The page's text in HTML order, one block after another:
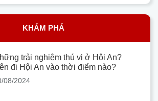
KHÁM PHÁ
trải nghiệm thú vị ở Hội An?
đi Hội An vào thời điểm nào?
08/2024